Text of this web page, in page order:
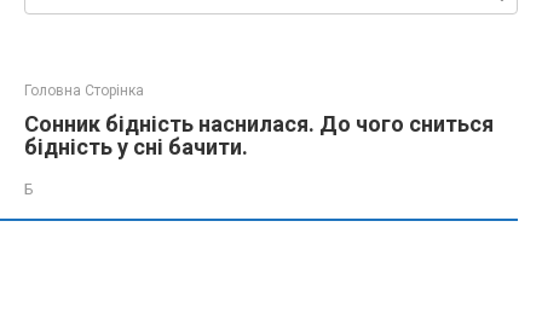
Головна Сторінка
Сонник бідність наснилася. До чого сниться
бідність у сні бачити.
Б